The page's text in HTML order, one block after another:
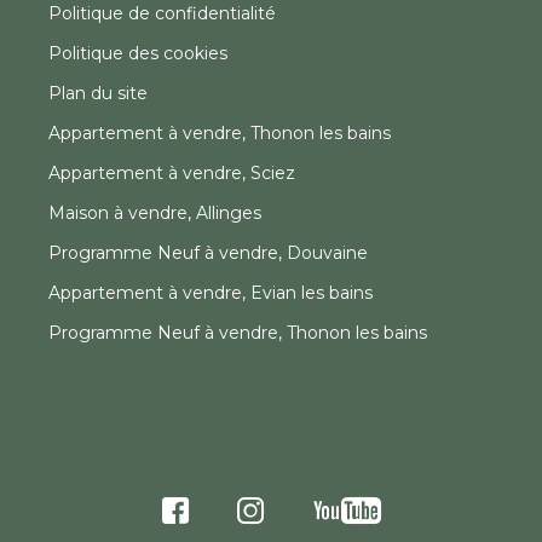
Politique de confidentialité
Politique des cookies
Plan du site
Appartement à vendre, Thonon les bains
Appartement à vendre, Sciez
Maison à vendre, Allinges
Programme Neuf à vendre, Douvaine
Appartement à vendre, Evian les bains
Programme Neuf à vendre, Thonon les bains